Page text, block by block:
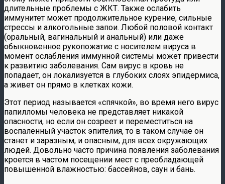
длительные проблемы с ЖКТ. Также ослабить
иммунитет может продолжительное курение, сильные
стрессы и алкогольные запои. Любой половой контакт
(оральный, вагинальный и анальный) или даже
обыкновенное рукопожатие с носителем вируса в
момент ослабления иммунной системы может привести
к развитию заболевания. Сам вирус в кровь не
попадает, он локализуется в глубоких слоях эпидермиса,
а живет он прямо в клетках кожи.
Этот период называется «спячкой», во время него вирус
папилломы человека не представляет никакой
опасности, но если он созреет и переместиться на
воспаленный участок эпителия, то в таком случае он
станет и заразным, и опасным, для всех окружающих
людей. Довольно часто причина появления заболевания
кроется в частом посещении мест с преобладающей
повышенной влажностью: бассейнов, саун и бань.